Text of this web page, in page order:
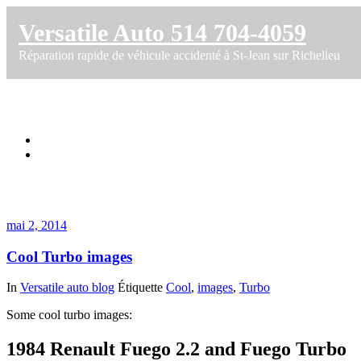
Versatile Auto 514 704-4059
Réparation rapide de véhicule accidenté à St-Jean sur Richelieu
mai 2, 2014
Cool Turbo images
In Versatile auto blog Étiquette Cool, images, Turbo
Some cool turbo images:
1984 Renault Fuego 2.2 and Fuego Turbo